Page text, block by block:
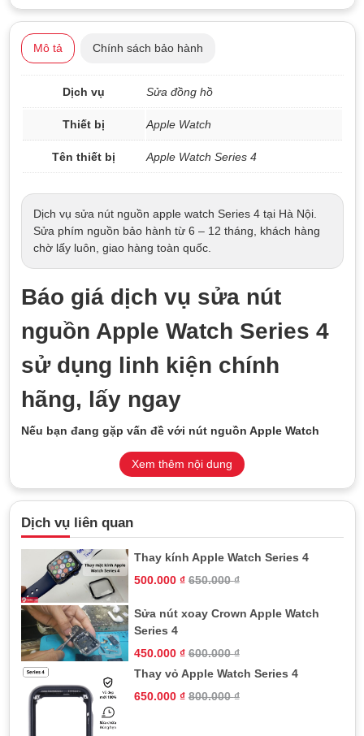
Mô tả Chính sách bảo hành
Dịch vụ Sửa đồng hồ
Thiết bị Apple Watch
Tên thiết bị Apple Watch Series 4
Dịch vụ sửa nút nguồn apple watch Series 4 tại Hà Nội.
Sửa phím nguồn bảo hành từ 6 – 12 tháng, khách hàng
chờ lấy luôn, giao hàng toàn quốc.
Báo giá dịch vụ sửa nút
nguồn Apple Watch Series 4
sử dụng linh kiện chính
hãng, lấy ngay
Nếu bạn đang gặp vấn đề với nút nguồn Apple Watch
lý do, quy trình sửa chữa, và lợi ích khi dịch vụ sửa nút
Dịch vụ sửa nút nguồn Apple Watch Series 4 sử dụng linh
Xem thêm nội dung
Dịch vụ liên quan
Thay kính Apple Watch Series 4
500.000 ₫ 650.000₫
Sửa nút xoay Crown Apple Watch
Series 4
450.000 ₫ 600.000₫
Thay vỏ Apple Watch Series 4
650.000 ₫ 800.000₫